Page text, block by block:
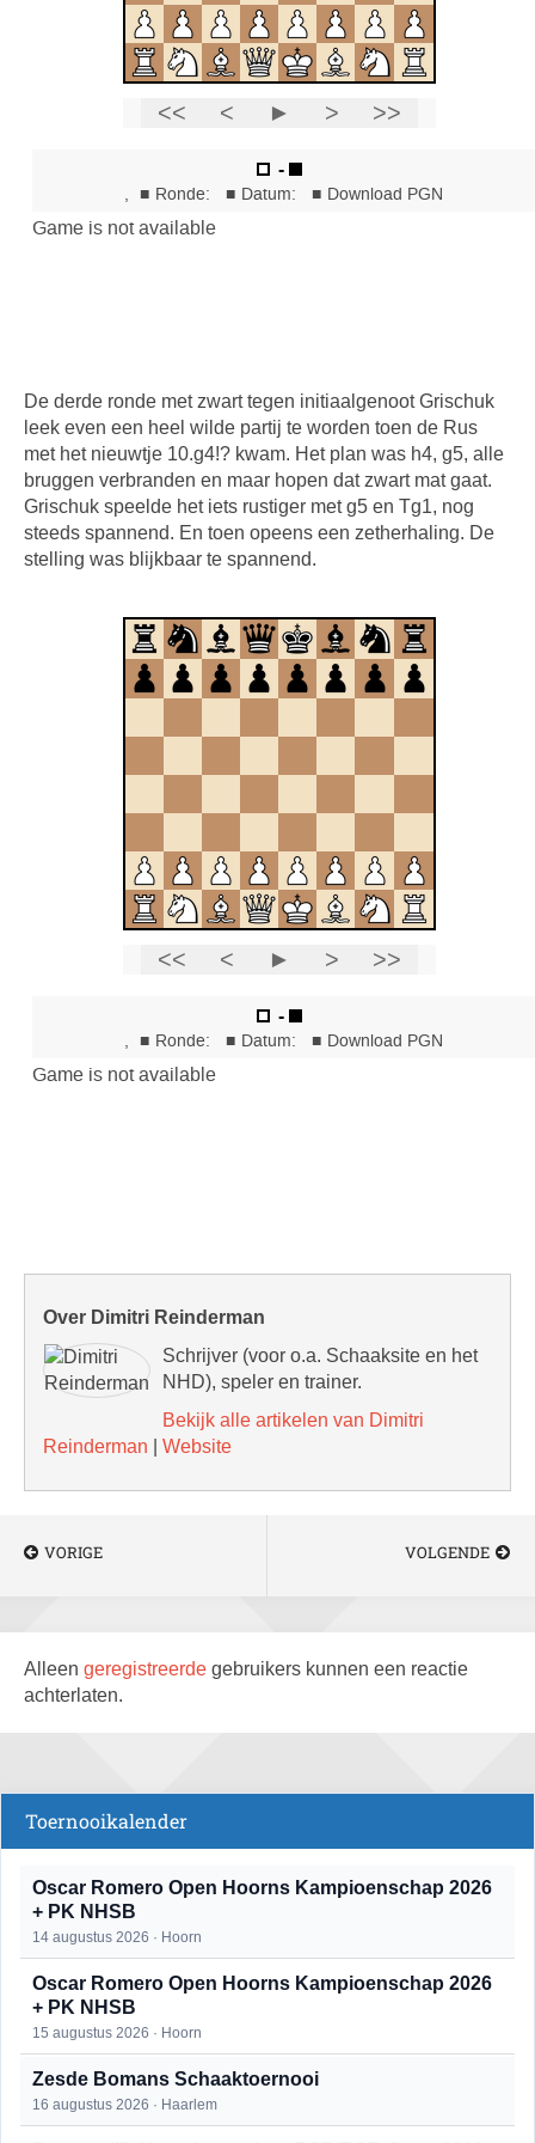
De derde ronde met zwart tegen initiaalgenoot Grischuk
leek even een heel wilde partij te worden toen de Rus
met het nieuwtje 10.g4!? kwam. Het plan was h4, g5, alle
bruggen verbranden en maar hopen dat zwart mat gaat.
Grischuk speelde het iets rustiger met g5 en Tg1, nog
steeds spannend. En toen opeens een zetherhaling. De
stelling was blijkbaar te spannend.
Over Dimitri Reinderman
Schrijver (voor o.a. Schaaksite en het
NHD), speler en trainer.
Bekijk alle artikelen van Dimitri
Reinderman
Website
VORIGE VOLGENDE
Alleen geregistreerde gebruikers kunnen een reactie
achterlaten.
Toernooikalender
Oscar Romero Open Hoorns Kampioenschap 2026
+ PK NHSB
14 augustus 2026 · Hoorn
Oscar Romero Open Hoorns Kampioenschap 2026
+ PK NHSB
15 augustus 2026 · Hoorn
Zesde Bomans Schaaktoernooi
16 augustus 2026 · Haarlem